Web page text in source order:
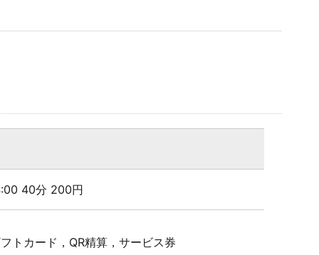
40分 200円
トカード，QR精算，サービス券